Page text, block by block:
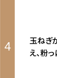
4
玉ねぎ
え、粉